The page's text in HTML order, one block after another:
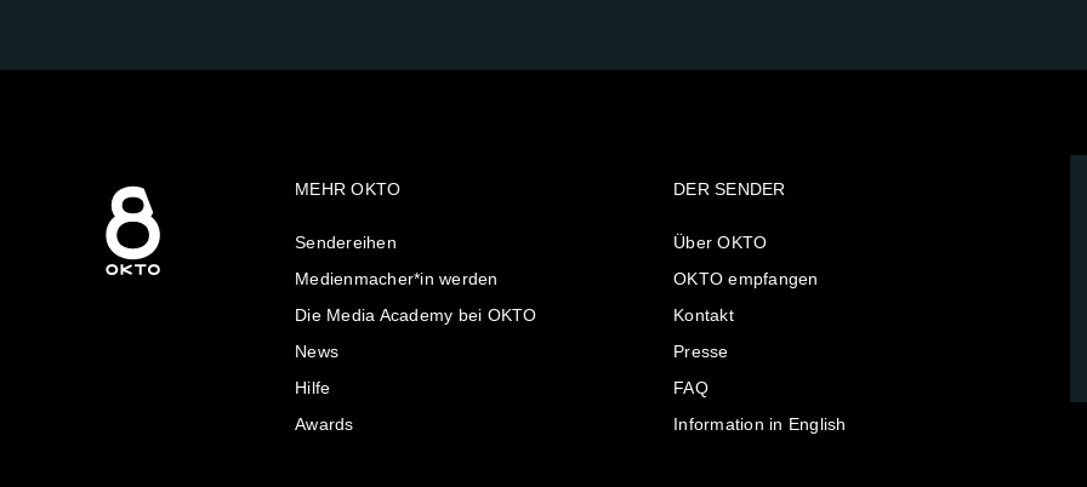
MEHR OKTO
Sendereihen
Medienmacher*in werden
Die Media Academy bei OKTO
News
Hilfe
Awards
DER SENDER
Über OKTO
OKTO empfangen
Kontakt
Presse
FAQ
Information in English